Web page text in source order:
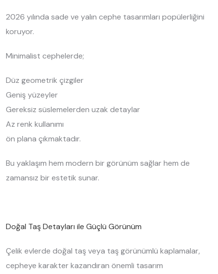
2026 yılında sade ve yalın cephe tasarımları popülerliğini
koruyor.
Minimalist cephelerde;
Düz geometrik çizgiler
Geniş yüzeyler
Gereksiz süslemelerden uzak detaylar
Az renk kullanımı
ön plana çıkmaktadır.
Bu yaklaşım hem modern bir görünüm sağlar hem de
zamansız bir estetik sunar.
Doğal Taş Detayları ile Güçlü Görünüm
Çelik evlerde doğal taş veya taş görünümlü kaplamalar,
cepheye karakter kazandıran önemli tasarım